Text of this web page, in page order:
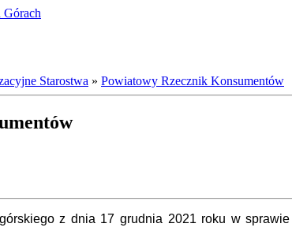
Starostwa » Powiatowy Rzecznik Konsumentów
z dnia 17 grudnia 2021 roku w